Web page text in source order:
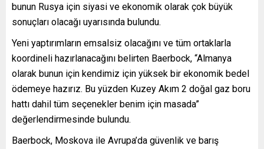
bunun Rusya için siyasi ve ekonomik olarak çok büyük
sonuçları olacağı uyarısında bulundu.
Yeni yaptırımların emsalsiz olacağını ve tüm ortaklarla
koordineli hazırlanacağını belirten Baerbock, “Almanya
olarak bunun için kendimiz için yüksek bir ekonomik bedel
ödemeye hazırız. Bu yüzden Kuzey Akım 2 doğal gaz boru
hattı dahil tüm seçenekler benim için masada”
değerlendirmesinde bulundu.
Baerbock, Moskova ile Avrupa’da güvenlik ve barış